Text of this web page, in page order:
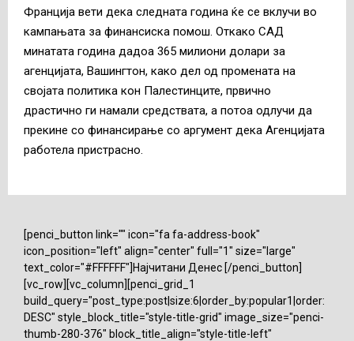
Франција вети дека следната година ќе се вклучи во
кампањата за финансиска помош. Откако САД
минатата година дадоа 365 милиони долари за
агенцијата, Вашингтон, како дел од промената на
својата политика кон Палестинците, првично
драстично ги намали средствата, а потоа одлучи да
прекине со финансирање со аргумент дека Агенцијата
работела пристрасно.
[penci_button link="" icon="fa fa-address-book"
icon_position="left" align="center" full="1" size="large"
text_color="#FFFFFF"]Најчитани Денес [/penci_button]
[vc_row][vc_column][penci_grid_1
build_query="post_type:post|size:6|order_by:popular1|order:
DESC" style_block_title="style-title-grid" image_size="penci-
thumb-280-376" block_title_align="style-title-left"